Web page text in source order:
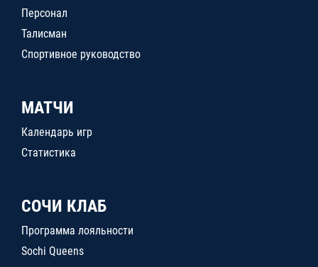
Персонал
Талисман
Спортивное руководство
МАТЧИ
Календарь игр
Статистика
СОЧИ КЛАБ
Программа лояльности
Sochi Queens